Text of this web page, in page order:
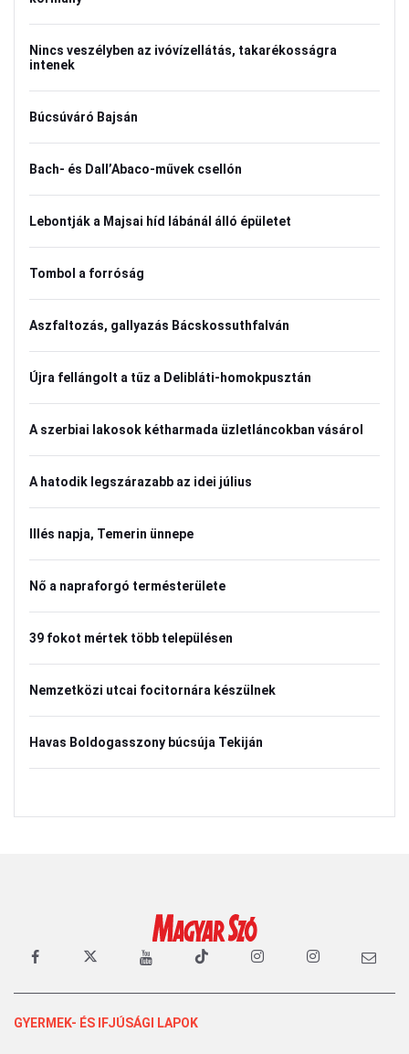
Nincs veszélyben az ivóvízellátás, takarékosságra
intenek
Búcsúváró Bajsán
Bach- és Dall’Abaco-művek csellón
Lebontják a Majsai híd lábánál álló épületet
Tombol a forróság
Aszfaltozás, gallyazás Bácskossuthfalván
Újra fellángolt a tűz a Delibláti-homokpusztán
A szerbiai lakosok kétharmada üzletláncokban vásárol
A hatodik legszárazabb az idei július
Illés napja, Temerin ünnepe
Nő a napraforgó termésterülete
39 fokot mértek több településen
Nemzetközi utcai focitornára készülnek
Havas Boldogasszony búcsúja Tekiján
GYERMEK- ÉS IFJÚSÁGI LAPOK